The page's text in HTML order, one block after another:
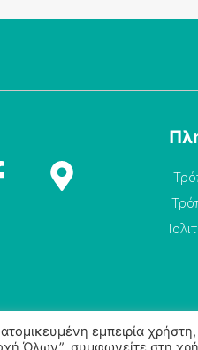
εμπειρία χρήστη,